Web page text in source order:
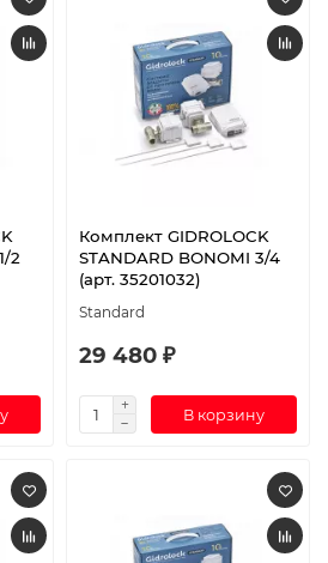
2
Комплект GIDROLOCK
STANDARD BONOMI 3/4
(арт. 35201032)
Standard
29 480 ₽
В корзину